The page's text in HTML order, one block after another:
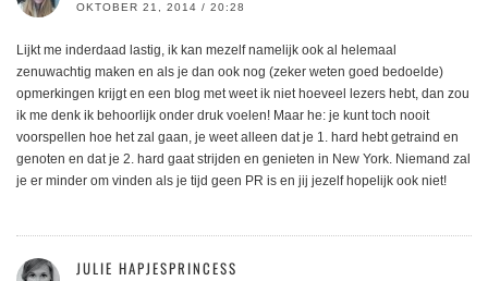
OKTOBER 21, 2014 / 20:28
Lijkt me inderdaad lastig, ik kan mezelf namelijk ook al helemaal
zenuwachtig maken en als je dan ook nog (zeker weten goed bedoelde)
opmerkingen krijgt en een blog met weet ik niet hoeveel lezers hebt, dan zou
ik me denk ik behoorlijk onder druk voelen! Maar he: je kunt toch nooit
voorspellen hoe het zal gaan, je weet alleen dat je 1. hard hebt getraind en
genoten en dat je 2. hard gaat strijden en genieten in New York. Niemand zal
je er minder om vinden als je tijd geen PR is en jij jezelf hopelijk ook niet!
JULIE HAPJESPRINCESS